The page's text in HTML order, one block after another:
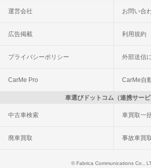
運営会社 お問い合
広告掲載 利用規約
プライバシーポリシー 外部送信
CarMe Pro CarMe自
車選びドットコム（連携サービ
中古車検索 車買取一
廃車買取 事故車買
© Fabrica Communications Co.,